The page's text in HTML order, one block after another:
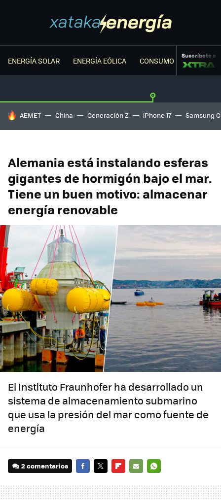
ENERGÍA SOLAR ENERGÍA EÓLICA CONSUMO ENERGÉTICO
Suscríbete a
HOY SE HABLA DE
AEMET China Generación Z iPhone 17 Samsung
Alemania está instalando esferas
gigantes de hormigón bajo el mar.
Tiene un buen motivo: almacenar
energía renovable
El Instituto Fraunhofer ha desarrollado un
sistema de almacenamiento submarino
que usa la presión del mar como fuente de
energía
2 comentarios
MAIL